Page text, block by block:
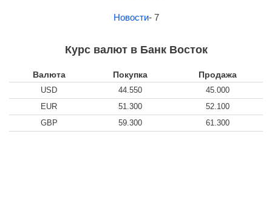
Новости- 7
Курс валют в Банк Восток
Валюта Покупка Продажа
USD 44.550
45.000
EUR
51.300
52.100
GBP
59.300 61.300